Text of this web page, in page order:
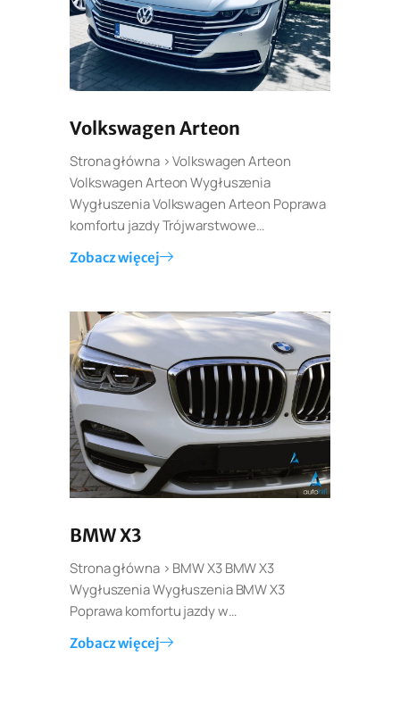
Volkswagen Arteon
Strona główna > Volkswagen Arteon
Volkswagen Arteon Wygłuszenia
Wygłuszenia Volkswagen Arteon Poprawa
komfortu jazdy Trójwarstwowe…
Zobacz więcej
BMW X3
Strona główna > BMW X3 BMW X3
Wygłuszenia Wygłuszenia BMW X3
Poprawa komfortu jazdy w…
Zobacz więcej